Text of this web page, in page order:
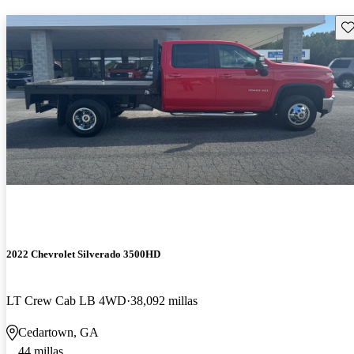
2022 Chevrolet Silverado 3500HD
LT Crew Cab LB 4WD 38,092 millas
Cedartown, GA